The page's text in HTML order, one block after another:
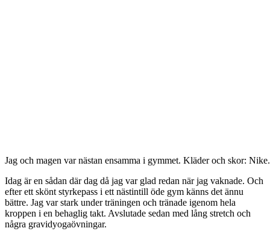
Jag och magen var nästan ensamma i gymmet. Kläder och skor: Nike.
Idag är en sådan där dag då jag var glad redan när jag vaknade. Och
efter ett skönt styrkepass i ett nästintill öde gym känns det ännu
bättre. Jag var stark under träningen och tränade igenom hela
kroppen i en behaglig takt. Avslutade sedan med lång stretch och
några gravidyogaövningar.